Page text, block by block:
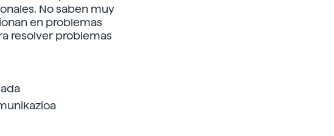
No saben muy
en problemas
resolver problemas